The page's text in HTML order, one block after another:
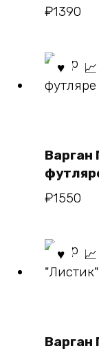
₽1390
Варган
₽1550
Варган